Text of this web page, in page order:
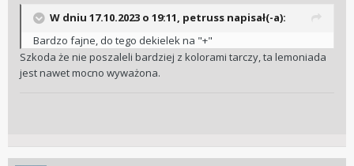
W dniu 17.10.2023 o 19:11, petruss napisał(-a):
Bardzo fajne, do tego dekielek na "+"
Szkoda że nie poszaleli bardziej z kolorami tarczy, ta lemoniada
jest nawet mocno wyważona.